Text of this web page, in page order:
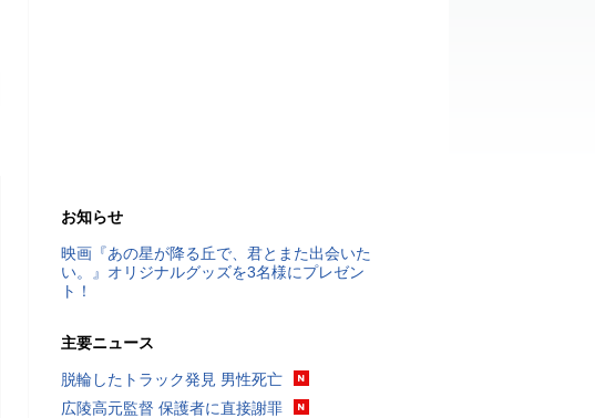
お知らせ
映画『あの星が降る丘で、君とまた出会いた
い。』オリジナルグッズを3名様にプレゼン
ト！
主要ニュース
脱輪したトラック発見 男性死亡
広陵高元監督 保護者に直接謝罪